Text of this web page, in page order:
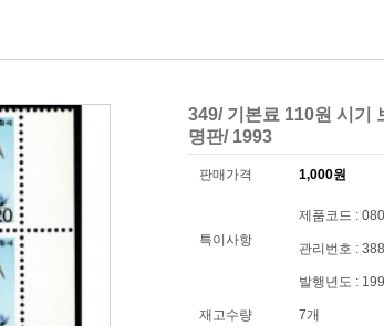
349/ 기본료 110원 시기
명판/ 1993
판매가격 1,000원
특이사항
제품코드 :
관리번호 :
발행년도 :
재고수량 7개